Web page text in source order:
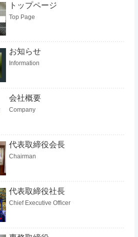
トップページ
Top Page
お知らせ
Information
会社概要
Company
代表取締役会長
Chairman
代表取締役社長
Chief Executive Officer